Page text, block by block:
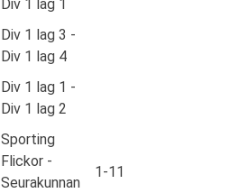
Div 1 lag 1
Div 1 lag 3 -
Div 1 lag 4
Div 1 lag 1 -
Div 1 lag 2
Sporting
Flickor -
Seurakunnan
1-11